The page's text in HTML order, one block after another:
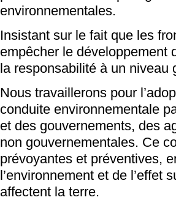
environnementales.
Insistant sur le fait que les
empêcher le développement
la responsabilité à un niveau
Nous travaillerons pour
conduite environnementale
et des gouvernements, des
non gouvernementales. Ce
prévoyantes et préventives,
l’environnement et de l’effet
affectent la terre.